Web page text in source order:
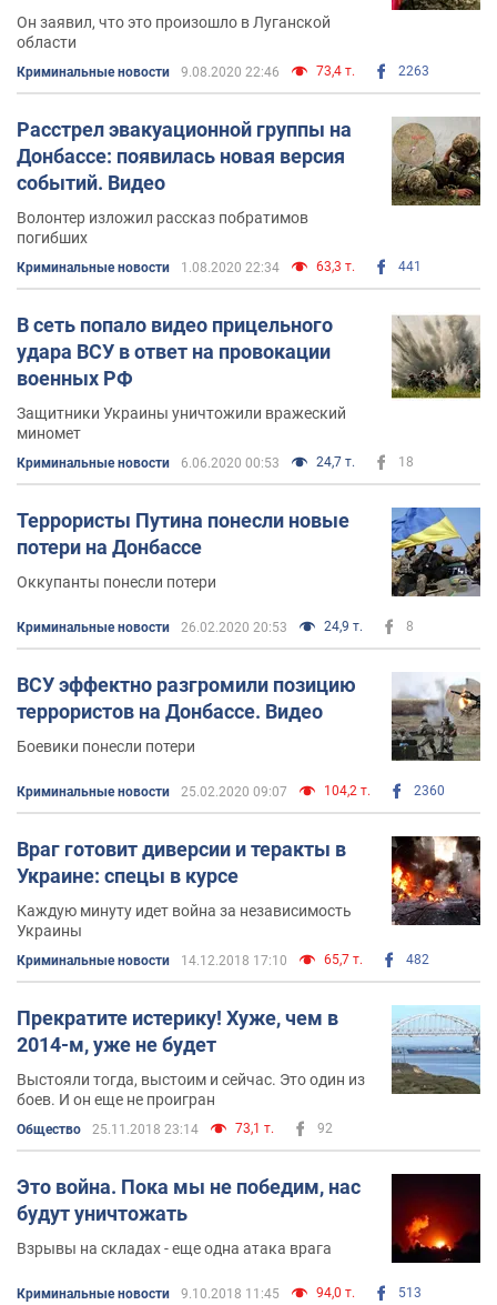
Он заявил, что это произошло в Луганской
области
Криминальные новости 9.08.2020 22:46 73,4 т. 2263
Расстрел эвакуационной группы на
Донбассе: появилась новая версия
событий. Видео
Волонтер изложил рассказ побратимов
погибших
Криминальные новости 1.08.2020 22:34 63,3 т. 441
В сеть попало видео прицельного
удара ВСУ в ответ на провокации
военных РФ
Защитники Украины уничтожили вражеский
миномет
Криминальные новости 6.06.2020 00:53 24,7 т. 18
Террористы Путина понесли новые
потери на Донбассе
Оккупанты понесли потери
Криминальные новости 26.02.2020 20:53 24,9 т. 8
ВСУ эффектно разгромили позицию
террористов на Донбассе. Видео
Боевики понесли потери
Криминальные новости 25.02.2020 09:07 104,2 т. 2360
Враг готовит диверсии и теракты в
Украине: спецы в курсе
Каждую минуту идет война за независимость
Украины
Криминальные новости 14.12.2018 17:10 65,7 т. 482
Прекратите истерику! Хуже, чем в
2014-м, уже не будет
Выстояли тогда, выстоим и сейчас. Это один из
боев. И он еще не проигран
Общество 25.11.2018 23:14 73,1 т. 92
Это война. Пока мы не победим, нас
будут уничтожать
Взрывы на складах - еще одна атака врага
Криминальные новости 9.10.2018 11:45 94,0 т. 513